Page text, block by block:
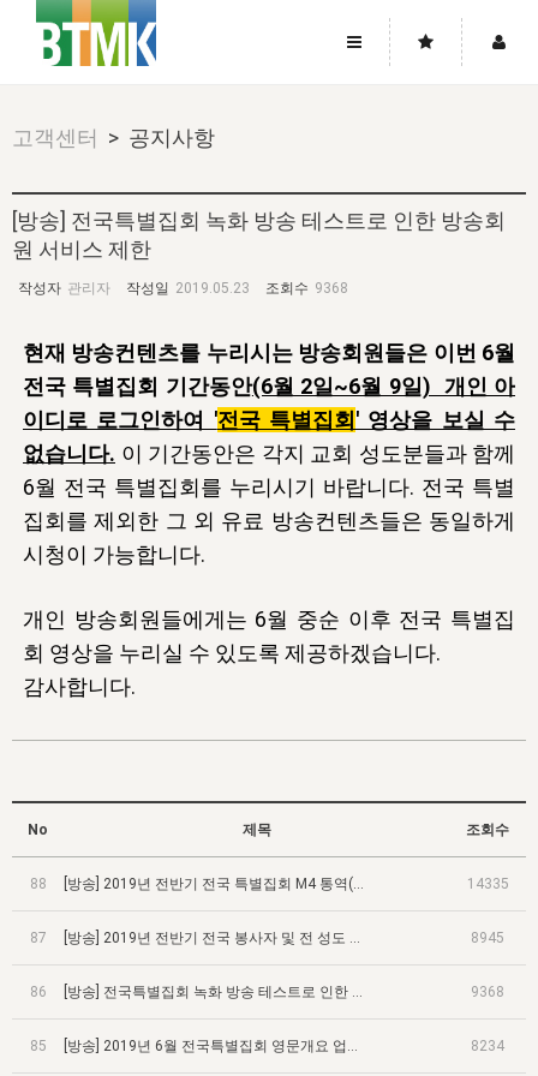
소개
소개
주님의 회복
워치만 니와 위트니스 리
한국에서의 주님의 회복의 역사
우리의 신앙
외부의 평가
성경진리사역원
그리스도의 몸 ▼
사역
일
교회
성령의 흐름
한국
북한
아시아
유럽
북미
중남미
집회 안내 ▼
방송 ▼
전국 전성도 온전하게 하는 훈련
2026년 제임스 리 특별교통
전국 특별집회
자매 온전하게 하는 훈련
서울전시간훈련(FTTS) 수업
전국 전시간 봉사자 훈련
란 캔거스 형제님 특별영상
라이프스타디 ▼
방송
읽기
요셉의 창고 ▼
두란노 학원
성경중점진리
생명공과
진리의 기초
교회사 연구
장로 책임형제 진리 연구
전시간 봉사자 진리 연구
신성한 로맨스
그리스도의 편지 ▼
이른 새벽 마리아처럼
2000년 교회사
성도들의 간증
진리의 변호와 확증
복음 창고
찬송 소개
다음 세대 연구집
다음 세대, 자료실
찬송과 누림
어린이찬송
악기 연주
찬송 나눔터
영상 메시지
목양공과
이상과 계시
갤러리
새길 실행
COPYRIGHT © 2015 BTMK ALL RIGHTS RESERVED
회원가입
고객센터
자주묻는질문
1:1문의
이벤트
방송회원 기부안내
오시는길
진리토론
사랑나눔
자료실
확증과 비평
고객센터 > 공지사항
[방송] 전국특별집회 녹화 방송 테스트로 인한 방송회
원 서비스 제한
작성자 관리자 작성일 2019.05.23 조회수 9368
현재 방송컨텐츠를 누리시는 방송회원들은 이번 6월
전국 특별집회 기간동안(6월 2일~6월 9일) 개인 아
이디로 로그인하여 '전국 특별집회 ' 영상을 보실 수
없습니다. 이 기간동안은 각지 교회 성도분들과 함께
6월 전국 특별집회를 누리시기 바랍니다. 전국 특별
집회를 제외한 그 외 유료 방송컨텐츠들은 동일하게
시청이 가능합니다.
개인 방송회원들에게는 6월 중순 이후 전국 특별집
회 영상을 누리실 수 있도록 제공하겠습니다.
감사합니다.
No 제목 조회수
88 [방송] 2019년 전반기 전국 특별집회 M4 통역(한국어) 음량 조절 14335
87 [방송] 2019년 전반기 전국 봉사자 및 전 성도 온전하게 하는 훈련 영상 업로드 8945
86 [방송] 전국특별집회 녹화 방송 테스트로 인한 방송회원 서비스 제한 9368
85 [방송] 2019년 6월 전국특별집회 영문개요 업로드 8234